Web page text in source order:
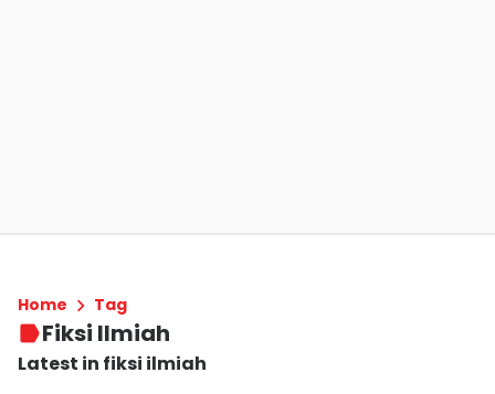
Home Tag
Fiksi Ilmiah
Latest in fiksi ilmiah